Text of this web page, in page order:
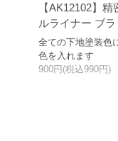
【AK12102】精
ルライナー ブラ
全ての下地塗装色
色を入れます
900円(税込990円)